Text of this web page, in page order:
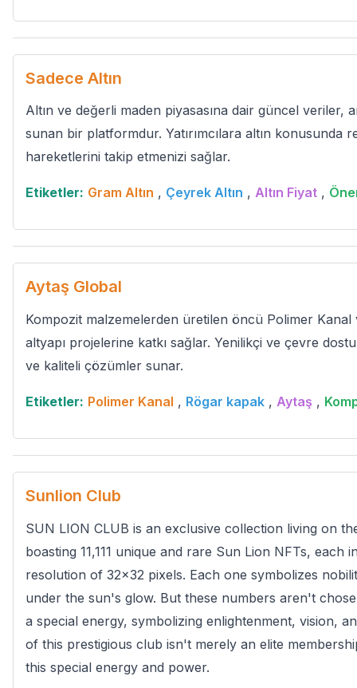
Sadece Altın
Altın ve değerli maden piyasasına dair güncel veriler,
sunan bir platformdur. Yatırımcılara altın konusunda
hareketlerini takip etmenizi sağlar.
Etiketler: Gram Altın , Çeyrek Altın , Altın Fiyat ,
Aytaş Global
Kompozit malzemelerden üretilen öncü Polimer Kanal
altyapı projelerine katkı sağlar. Yenilikçi ve çevre dostu
ve kaliteli çözümler sunar.
Etiketler: Polimer Kanal , Rögar kapak , Aytaş ,
Sunlion Club
SUN LION CLUB is an exclusive collection living on
boasting 11,111 unique and rare Sun Lion NFTs, each
resolution of 32x32 pixels. Each one symbolizes
under the sun's glow. But these numbers aren't
a special energy, symbolizing enlightenment, vision,
of this prestigious club isn't merely an elite
this special energy and power.